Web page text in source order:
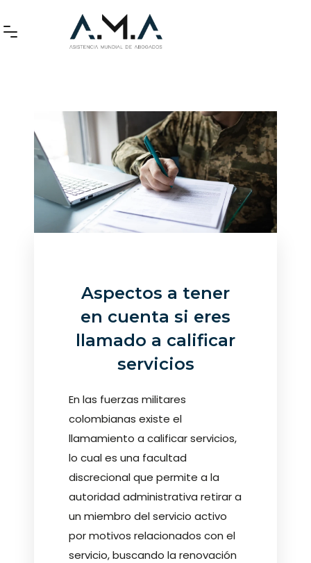
Aspectos a tener
en cuenta si eres
llamado a calificar
servicios
En las fuerzas militares
colombianas existe el
llamamiento a calificar servicios,
lo cual es una facultad
discrecional que permite a la
autoridad administrativa retirar a
un miembro del servicio activo
por motivos relacionados con el
servicio, buscando la renovación